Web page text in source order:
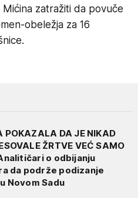
zatražiti da povuče
obeležja za 16
POKAZALA DA JE NIKAD
ŽRTVE VEĆ SAMO
o odbijanju
da podrže podizanje
Novom Sadu